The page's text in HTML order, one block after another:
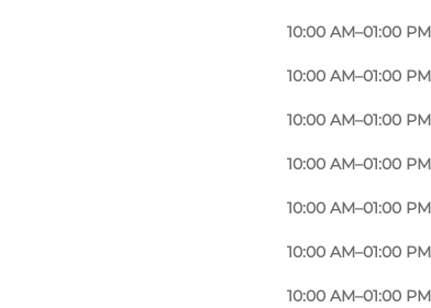
10:00 AM–01:00 PM
10:00 AM–01:00 PM
10:00 AM–01:00 PM
10:00 AM–01:00 PM
10:00 AM–01:00 PM
10:00 AM–01:00 PM
10:00 AM–01:00 PM